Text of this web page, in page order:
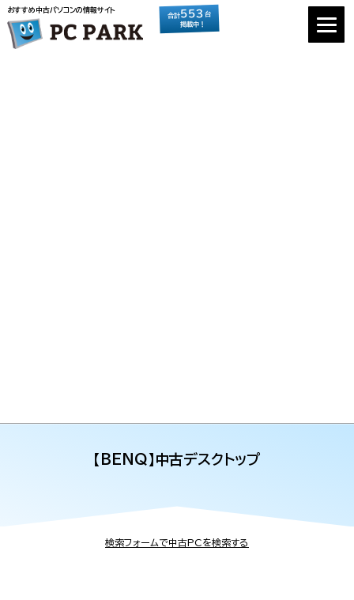
おすすめ中古パソコンの情報サイト
合計553 台
掲載中！
【BENQ】中古デスクトップ
検索フォームで中古PCを検索する